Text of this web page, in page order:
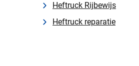
Heftruck Rijbewijs
Heftruck reparatie